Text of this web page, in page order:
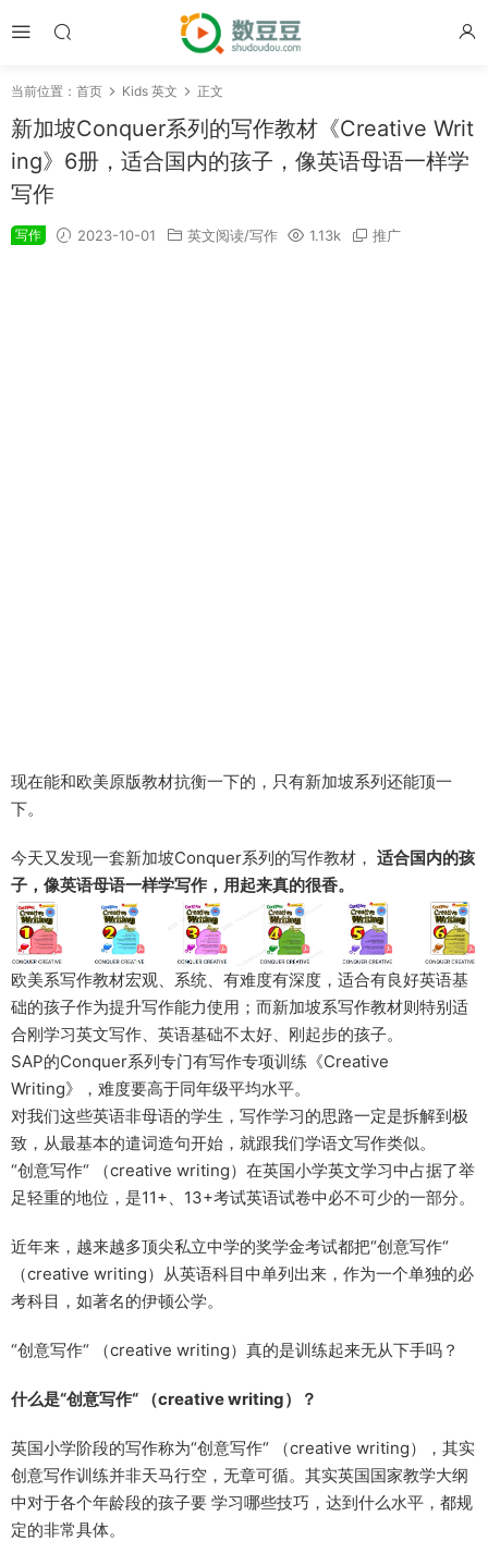
当前位置： 首页 Kids 英文 正文
新加坡Conquer系列的写作教材《Creative Writ
ing》6册，适合国内的孩子，像英语母语一样学
写作
写作 2023-10-01 英文阅读/写作 1.13k 推广
现在能和欧美原版教材抗衡一下的，只有新加坡系列还能顶一
下。
今天又发现一套新加坡Conquer系列的写作教材， 适合国内的孩
子，像英语母语一样学写作，用起来真的很香。
欧美系写作教材宏观、系统、有难度有深度，适合有良好英语基
础的孩子作为提升写作能力使用；而新加坡系写作教材则特别适
合刚学习英文写作、英语基础不太好、刚起步的孩子。
SAP的Conquer系列专门有写作专项训练《Creative
Writing》，难度要高于同年级平均水平。
对我们这些英语非母语的学生，写作学习的思路一定是拆解到极
致，从最基本的遣词造句开始，就跟我们学语文写作类似。
“创意写作“ （creative writing）在英国小学英文学习中占据了举
足轻重的地位，是11+、13+考试英语试卷中必不可少的一部分。
近年来，越来越多顶尖私立中学的奖学金考试都把“创意写作“
（creative writing）从英语科目中单列出来，作为一个单独的必
考科目，如著名的伊顿公学。
“创意写作“ （creative writing）真的是训练起来无从下手吗？
什么是“创意写作“ （creative writing）？
英国小学阶段的写作称为“创意写作“ （creative writing），其实
创意写作训练并非天马行空，无章可循。其实英国国家教学大纲
中对于各个年龄段的孩子要 学习哪些技巧，达到什么水平，都规
定的非常具体。